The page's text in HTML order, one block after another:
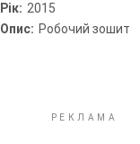
Рік: 2015
Опис: Робочий зошит